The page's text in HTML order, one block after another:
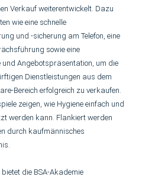
Verkauf weiterentwickelt. Dazu
wie eine schnelle
und -sicherung am Telefon, eine
sowie eine
Angebotspräsentation, um die
Dienstleistungen aus dem
Bereich erfolgreich zu verkaufen.
zeigen, wie Hygiene einfach und
werden kann. Flankiert werden
durch kaufmännisches
die BSA-Akademie